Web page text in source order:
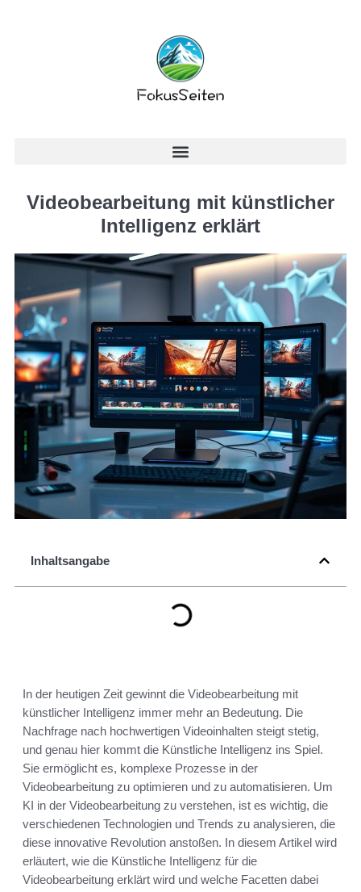
Videobearbeitung mit künstlicher
Intelligenz erklärt
Inhaltsangabe
In der heutigen Zeit gewinnt die Videobearbeitung mit
künstlicher Intelligenz immer mehr an Bedeutung. Die
Nachfrage nach hochwertigen Videoinhalten steigt stetig,
und genau hier kommt die Künstliche Intelligenz ins Spiel.
Sie ermöglicht es, komplexe Prozesse in der
Videobearbeitung zu optimieren und zu automatisieren. Um
KI in der Videobearbeitung zu verstehen, ist es wichtig, die
verschiedenen Technologien und Trends zu analysieren, die
diese innovative Revolution anstoßen. In diesem Artikel wird
erläutert, wie die Künstliche Intelligenz für die
Videobearbeitung erklärt wird und welche Facetten dabei